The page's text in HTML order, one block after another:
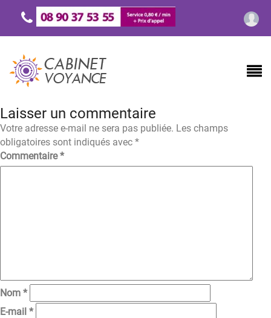
Laisser un commentaire
Votre adresse e-mail ne sera pas publiée. Les champs
obligatoires sont indiqués avec *
Commentaire*
Nom *
E-mail *